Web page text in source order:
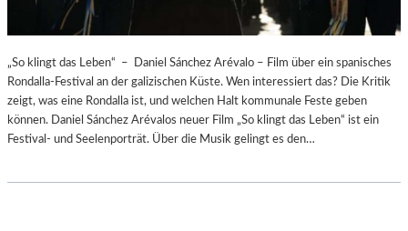
„So klingt das Leben“ – Daniel Sánchez Arévalo – Film über ein spanisches
Rondalla-Festival an der galizischen Küste. Wen interessiert das? Die Kritik
zeigt, was eine Rondalla ist, und welchen Halt kommunale Feste geben
können. Daniel Sánchez Arévalos neuer Film „So klingt das Leben“ ist ein
Festival- und Seelenporträt. Über die Musik gelingt es den…